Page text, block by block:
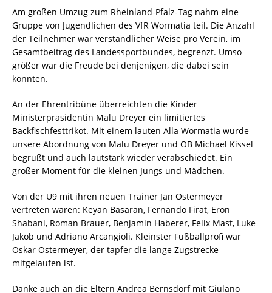
Am großen Umzug zum Rheinland-Pfalz-Tag nahm eine
Gruppe von Jugendlichen des VfR Wormatia teil. Die Anzahl
der Teilnehmer war verständlicher Weise pro Verein, im
Gesamtbeitrag des Landessportbundes, begrenzt. Umso
größer war die Freude bei denjenigen, die dabei sein
konnten.
An der Ehrentribüne überreichten die Kinder
Ministerpräsidentin Malu Dreyer ein limitiertes
Backfischfesttrikot. Mit einem lauten Alla Wormatia wurde
unsere Abordnung von Malu Dreyer und OB Michael Kissel
begrüßt und auch lautstark wieder verabschiedet. Ein
großer Moment für die kleinen Jungs und Mädchen.
Von der U9 mit ihren neuen Trainer Jan Ostermeyer
vertreten waren: Keyan Basaran, Fernando Firat, Eron
Shabani, Roman Brauer, Benjamin Haberer, Felix Mast, Luke
Jakob und Adriano Arcangioli. Kleinster Fußballprofi war
Oskar Ostermeyer, der tapfer die lange Zugstrecke
mitgelaufen ist.
Danke auch an die Eltern Andrea Bernsdorf mit Giulano